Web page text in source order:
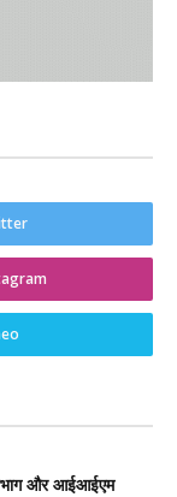
और आईआईएम